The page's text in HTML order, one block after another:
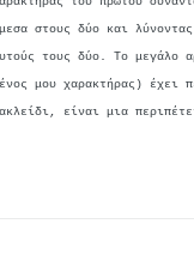
στους δύο και
τους δύο. Το μεγάλο
μου χαρακτήρας) έχει
είναι μια